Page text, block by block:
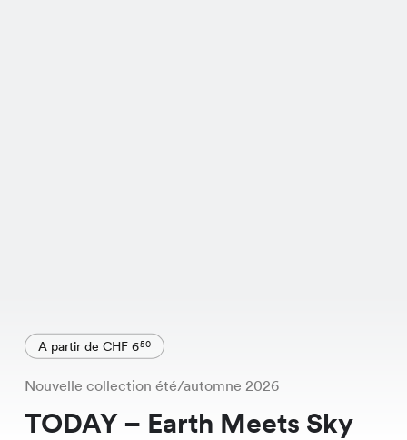
A partir de CHF 650
Nouvelle collection été/automne 2026
TODAY – Earth Meets Sky